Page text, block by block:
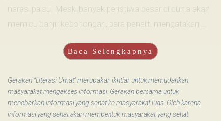
narasi palsu. Meski banyak peristiwa besar di dunia akan
memicu banjir kebohongan, para peneliti mengatakan,...
Baca Selengkapnya
Gerakan “Literasi Umat” merupakan ikhtiar untuk memudahkan
masyarakat mengakses informasi. Gerakan bersama untuk
menebarkan informasi yang sehat ke masyarakat luas. Oleh karena
informasi yang sehat akan membentuk masyarakat yang sehat.